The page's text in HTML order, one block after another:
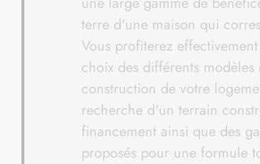
terre d'une maison qui
Vous profiterez
choix des différents
construction de votre
recherche d'un terrain
financement ainsi que des
proposés pour une formule